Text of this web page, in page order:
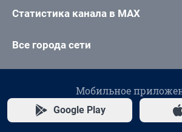
Статистика канала в MAX
Все города сети
Мобильное
Google Play